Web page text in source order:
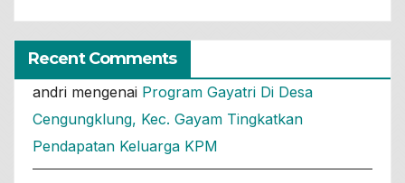
Recent Comments
andri mengenai Program Gayatri Di Desa
Cengungklung, Kec. Gayam Tingkatkan
Pendapatan Keluarga KPM